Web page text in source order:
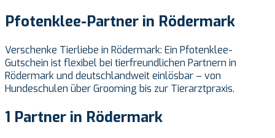
Pfotenklee-Partner in Rödermark
Verschenke Tierliebe in Rödermark: Ein Pfotenklee-
Gutschein ist flexibel bei tierfreundlichen Partnern in
Rödermark und deutschlandweit einlösbar – von
Hundeschulen über Grooming bis zur Tierarztpraxis.
1 Partner in Rödermark